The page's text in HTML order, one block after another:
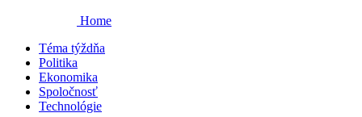
Home
Téma týždňa
Politika
Ekonomika
Spoločnosť
Technológie